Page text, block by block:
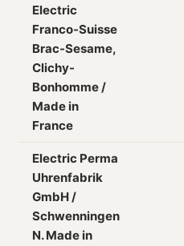
Electric
Franco-Suisse
Brac-Sesame,
Clichy-
Bonhomme /
Made in
France
Electric Perma
Uhrenfabrik
GmbH /
Schwenningen
N. Made in